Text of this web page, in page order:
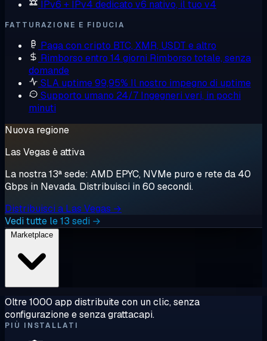
IPv6 + IPv4 dedicato v6 nativo, il tuo v4
FATTURAZIONE E FIDUCIA
Paga con cripto BTC, XMR, USDT e altro
Rimborso entro 14 giorni Rimborso totale, senza
domande
SLA uptime 99,95% Il nostro impegno di uptime
Supporto umano 24/7 Ingegneri veri, in pochi
minuti
Nuova regione
Las Vegas è attiva
La nostra 13ª sede: AMD EPYC, NVMe puro e rete da 40
Gbps in Nevada. Distribuisci in 60 secondi.
Distribuisci a Las Vegas →
Vedi tutte le 13 sedi →
Oltre 1000 app distribuite con un clic, senza
configurazione e senza grattacapi.
PIÙ INSTALLATI